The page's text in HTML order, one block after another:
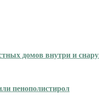
домов внутри и
пенополистирол